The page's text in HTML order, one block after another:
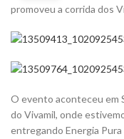
promoveu a corrida dos
O evento aconteceu em
do Vivamil, onde
entregando Energia